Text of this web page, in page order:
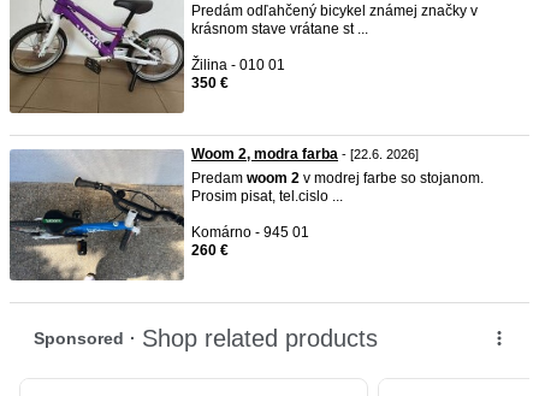
Predám odľahčený bicykel známej značky v
krásnom stave vrátane st ...
Žilina - 010 01
350 €
Woom 2, modra farba - [22.6. 2026]
Predam woom 2 v modrej farbe so stojanom.
Prosim pisat, tel.cislo ...
Komárno - 945 01
260 €